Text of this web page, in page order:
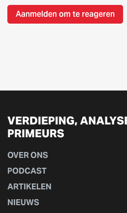
Aanmelden om te reageren
VERDIEPING,
PRIMEURS
OVER ONS
PODCAST
ARTIKELEN
NIEUWS